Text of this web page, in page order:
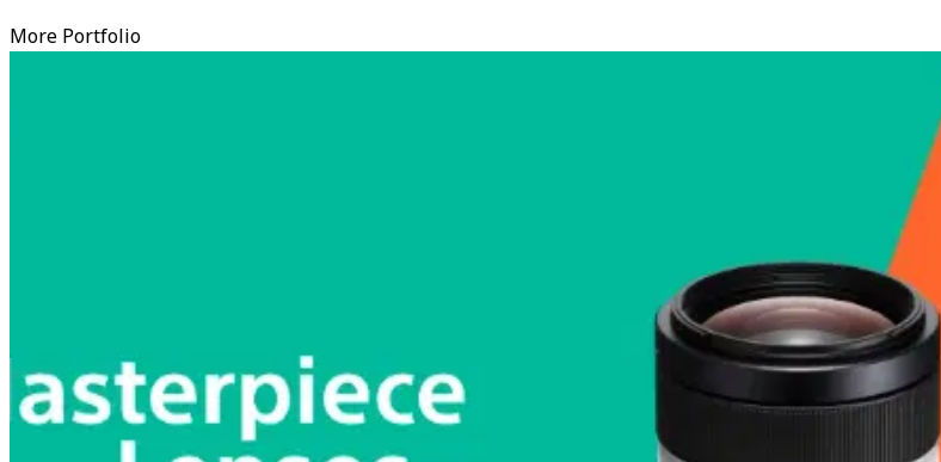
More Portfolio